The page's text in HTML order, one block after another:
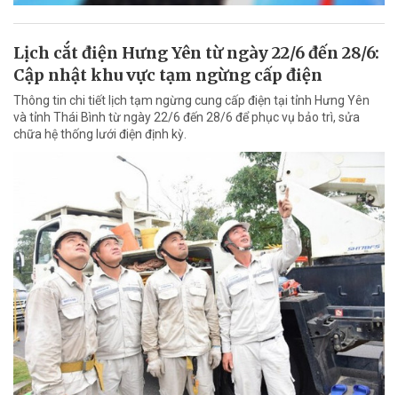
Lịch cắt điện Hưng Yên từ ngày 22/6 đến 28/6:
Cập nhật khu vực tạm ngừng cấp điện
Thông tin chi tiết lịch tạm ngừng cung cấp điện tại tỉnh Hưng Yên
và tỉnh Thái Bình từ ngày 22/6 đến 28/6 để phục vụ bảo trì, sửa
chữa hệ thống lưới điện định kỳ.